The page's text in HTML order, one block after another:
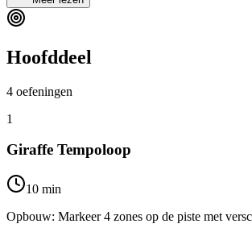
Hoofddeel
4 oefeningen
1
Giraffe Tempoloop
10 min
Opbouw: Markeer 4 zones op de piste met